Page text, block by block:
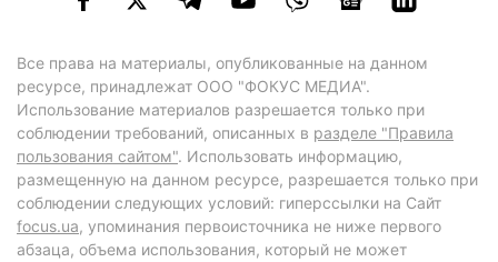
Все права на материалы, опубликованные на данном
ресурсе, принадлежат ООО "ФОКУС МЕДИА".
Использование материалов разрешается только при
соблюдении требований, описанных в разделе "Правила
пользования сайтом". Использовать информацию,
размещенную на данном ресурсе, разрешается только при
соблюдении следующих условий: гиперссылки на Сайт
focus.ua, упоминания первоисточника не ниже первого
абзаца, объема использования, который не может